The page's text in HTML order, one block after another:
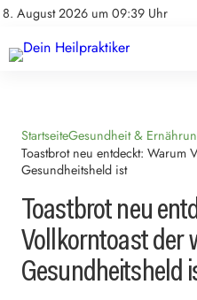
8. August 2026 um 09:39 Uhr
Impressum
Natürliche Medizin
Heilpflanzen & Kräuterkunde
StartseiteGesundheit &
Toastbrot neu entdeckt: Warum
Gesundheitsheld ist
Toastbrot neu
Vollkorntoast der
Gesundheitsheld